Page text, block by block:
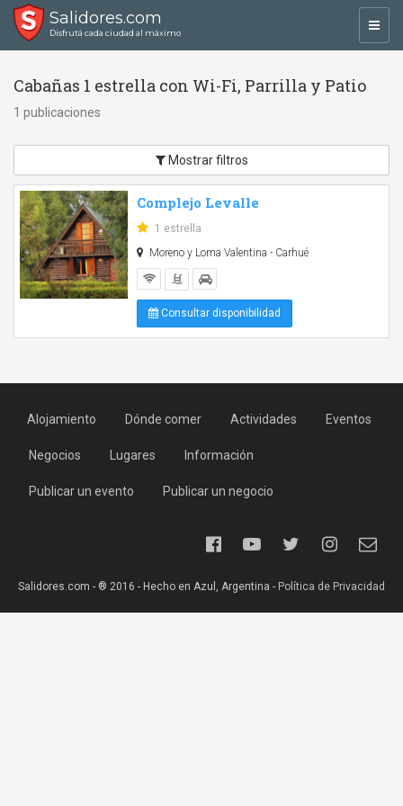
Salidores.com
Disfrutá cada ciudad al máximo
Cabañas 1 estrella con Wi-Fi, Parrilla y Patio
1 publicaciones
Mostrar filtros
Complejo Levalle
1 estrella
Moreno y Loma Valentina - Carhué
Consultar disponibilidad
Alojamiento Dónde comer Actividades Eventos
Negocios Lugares Información
Publicar un evento Publicar un negocio
Salidores.com - ® 2016 - Hecho en Azul, Argentina - Política de Privacidad